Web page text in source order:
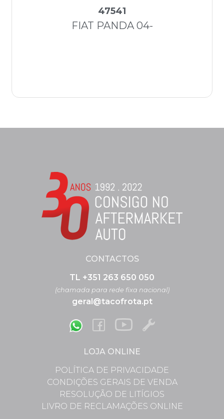
47541
FIAT PANDA 04-
CONTACTOS
TL +351 263 650 050
(chamada para rede fixa nacional)
geral@tacofrota.pt
LOJA ONLINE
POLÍTICA DE PRIVACIDADE
CONDIÇÕES GERAIS DE VENDA
RESOLUÇÃO DE LITÍGIOS
LIVRO DE RECLAMAÇÕES ONLINE